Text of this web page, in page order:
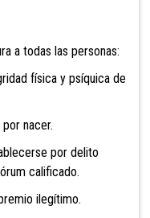
a todas las personas:
física y psíquica de
nacer.
por delito
calificado.
ilegítimo.